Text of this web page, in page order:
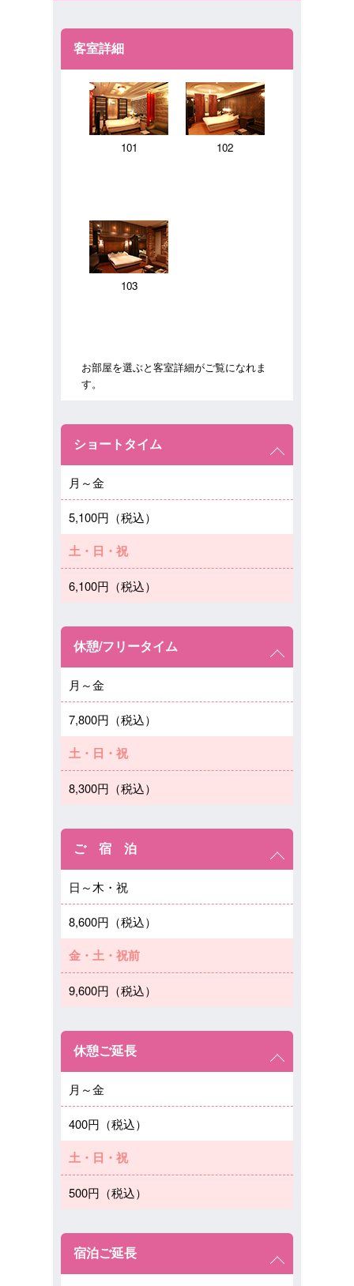
客室詳細
101 102
103
お部屋を選ぶと客室詳細がご覧になれま
す。
ショートタイム
月～金
5,100円（税込）
土・日・祝
6,100円（税込）
休憩/フリータイム
月～金
7,800円（税込）
土・日・祝
8,300円（税込）
ご 宿 泊
日～木・祝
8,600円（税込）
金・土・祝前
9,600円（税込）
休憩ご延長
月～金
400円（税込）
土・日・祝
500円（税込）
宿泊ご延長